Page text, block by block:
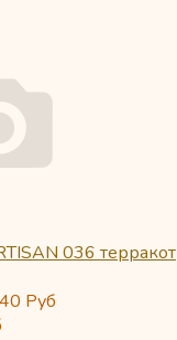
036 терракот
Руб